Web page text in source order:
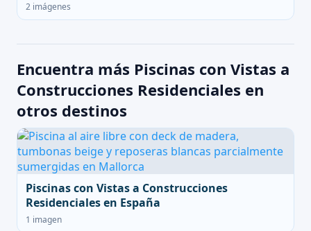
2 imágenes
Encuentra más Piscinas con Vistas a
Construcciones Residenciales en
otros destinos
Piscinas con Vistas a Construcciones
Residenciales en España
1 imagen